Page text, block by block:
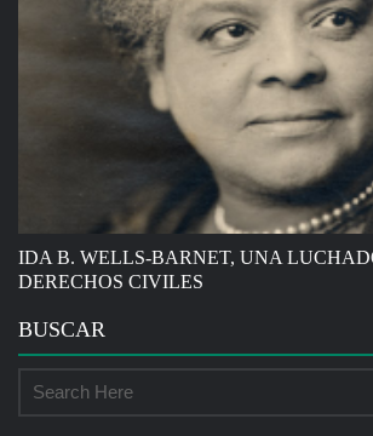
IDA B. WELLS-BARNET, UNA
DERECHOS CIVILES
BUSCAR